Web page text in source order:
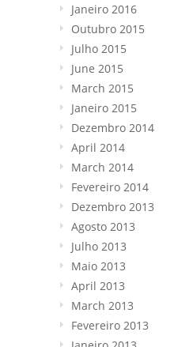
Janeiro 2016
Outubro 2015
Julho 2015
June 2015
March 2015
Janeiro 2015
Dezembro 2014
April 2014
March 2014
Fevereiro 2014
Dezembro 2013
Agosto 2013
Julho 2013
Maio 2013
April 2013
March 2013
Fevereiro 2013